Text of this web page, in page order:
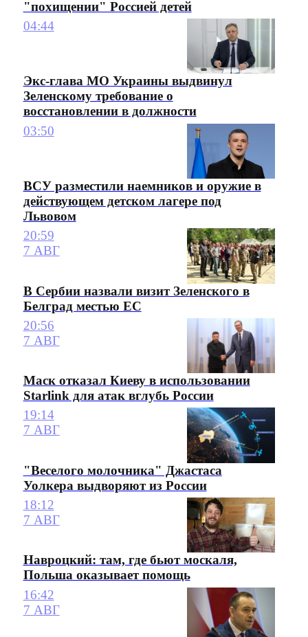
"похищении" Россией детей
04:44
Экс-глава МО Украины выдвинул
Зеленскому требование о
восстановлении в должности
03:50
ВСУ разместили наемников и оружие в
действующем детском лагере под
Львовом
20:59
7 АВГ
В Сербии назвали визит Зеленского в
Белград местью ЕС
20:56
7 АВГ
Маск отказал Киеву в использовании
Starlink для атак вглубь России
19:14
7 АВГ
"Веселого молочника" Джастаса
Уолкера выдворяют из России
18:12
7 АВГ
Навроцкий: там, где бьют москаля,
Польша оказывает помощь
16:42
7 АВГ